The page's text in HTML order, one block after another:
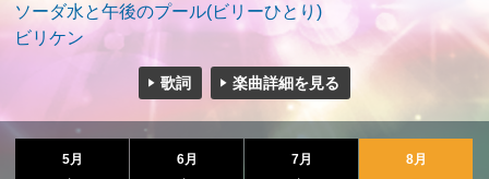
ソーダ水と午後のプール(ビリーひとり)
ビリケン
歌詞 楽曲詳細を見る
5月 6月 7月 8月